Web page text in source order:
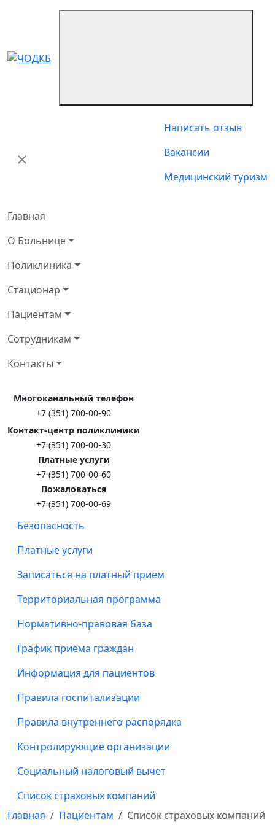
Написать отзыв
Вакансии
Медицинский туризм
Главная
О Больнице
Поликлиника
Стационар
Пациентам
Сотрудникам
Контакты
Многоканальный телефон
+7 (351) 700-00-90
Контакт-центр поликлиники
+7 (351) 700-00-30
Платные услуги
+7 (351) 700-00-60
Пожаловаться
+7 (351) 700-00-69
Безопасность
Платные услуги
Записаться на платный прием
Территориальная программа
Нормативно-правовая база
График приема граждан
Информация для пациентов
Правила госпитализации
Правила внутреннего распорядка
Контролирующие организации
Cоциальный налоговый вычет
Список страховых компаний
Главная
Пациентам Список страховых компаний